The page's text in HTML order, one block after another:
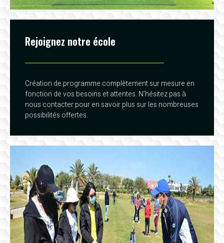
Rejoignez notre école
Création de programme complètement sur mesure en
fonction de vos besoins et attentes. N'hésitez pas à
nous contacter pour en savoir plus sur les nombreuses
possibilités offertes.